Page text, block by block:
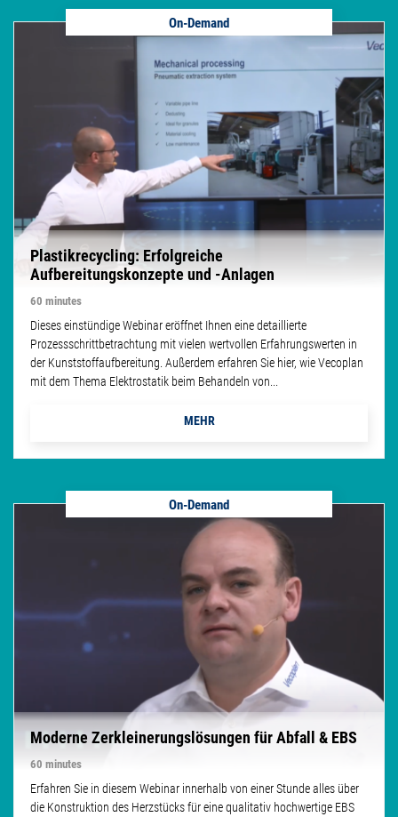
On-Demand
Plastikrecycling: Erfolgreiche
Aufbereitungskonzepte und -Anlagen
60 minutes
Dieses einstündige Webinar eröffnet Ihnen eine detaillierte
Prozessschrittbetrachtung mit vielen wertvollen Erfahrungswerten in
der Kunststoffaufbereitung. Außerdem erfahren Sie hier, wie Vecoplan
mit dem Thema Elektrostatik beim Behandeln von...
MEHR
On-Demand
Moderne Zerkleinerungslösungen für Abfall & EBS
60 minutes
Erfahren Sie in diesem Webinar innerhalb von einer Stunde alles über
die Konstruktion des Herzstücks für eine qualitativ hochwertige EBS